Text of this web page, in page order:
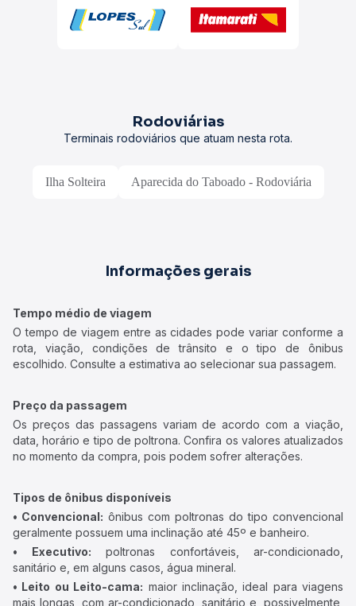
Rodoviárias
Terminais rodoviários que atuam nesta rota.
Ilha Solteira Aparecida do Taboado - Rodoviária
Informações gerais
Tempo médio de viagem
O tempo de viagem entre as cidades pode variar conforme a
rota, viação, condições de trânsito e o tipo de ônibus
escolhido. Consulte a estimativa ao selecionar sua passagem.
Preço da passagem
Os preços das passagens variam de acordo com a viação,
data, horário e tipo de poltrona. Confira os valores atualizados
no momento da compra, pois podem sofrer alterações.
Tipos de ônibus disponíveis
• Convencional: ônibus com poltronas do tipo convencional
geralmente possuem uma inclinação até 45º e banheiro.
• Executivo: poltronas confortáveis, ar-condicionado,
sanitário e, em alguns casos, água mineral.
• Leito ou Leito-cama: maior inclinação, ideal para viagens
mais longas, com ar-condicionado, sanitário e, possivelmente,